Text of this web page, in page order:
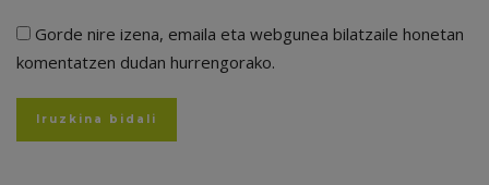
Gorde nire izena, emaila eta webgunea bilatzaile honetan
komentatzen dudan hurrengorako.